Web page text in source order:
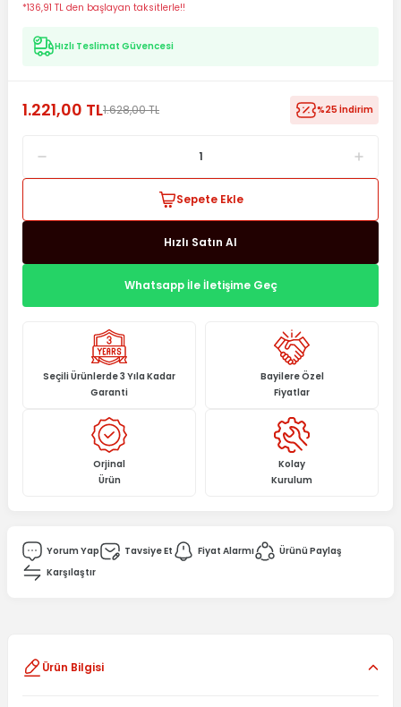
*136,91 TL den başlayan taksitlerle!!
Hızlı Teslimat Güvencesi
1.221,00 TL1.628,00 TL %25 İndirim
Sepete Ekle
Hızlı Satın Al
Whatsapp İle İletişime Geç
Seçili Ürünlerde 3 Yıla Kadar
Garanti
Bayilere Özel
Fiyatlar
Orjinal
Ürün
Kolay
Kurulum
Yorum Yap Tavsiye Et Fiyat Alarmı
Ürünü Paylaş
Karşılaştır
Ürün Bilgisi